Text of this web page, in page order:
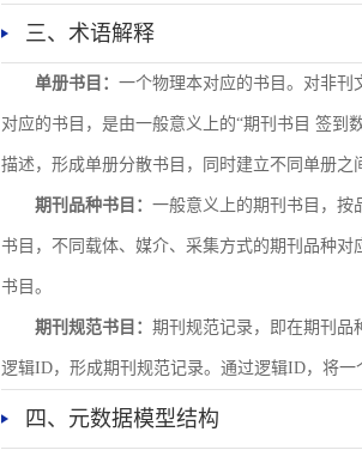
三、术语解释
单册书目： 一个物理本对应的书目。对非刊
对应的书目，是由一般意义上的“期刊书目 签到
描述，形成单册分散书目，同时建立不同单册之
期刊品种书目： 一般意义上的期刊书目，按
书目，不同载体、媒介、采集方式的期刊品种
书目。
期刊规范书目： 期刊规范记录，即在期刊品
逻辑ID，形成期刊规范记录。通过逻辑ID，将一
四、元数据模型结构